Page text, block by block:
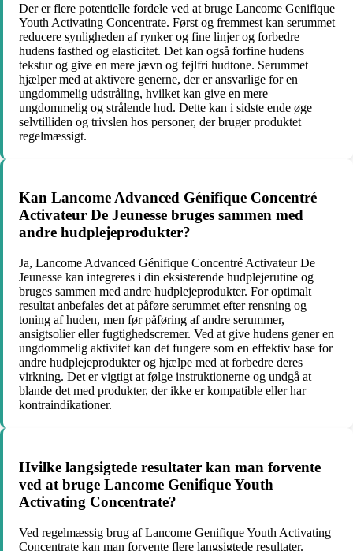
Der er flere potentielle fordele ved at bruge Lancome Genifique
Youth Activating Concentrate. Først og fremmest kan serummet
reducere synligheden af rynker og fine linjer og forbedre
hudens fasthed og elasticitet. Det kan også forfine hudens
tekstur og give en mere jævn og fejlfri hudtone. Serummet
hjælper med at aktivere generne, der er ansvarlige for en
ungdommelig udstråling, hvilket kan give en mere
ungdommelig og strålende hud. Dette kan i sidste ende øge
selvtilliden og trivslen hos personer, der bruger produktet
regelmæssigt.
Kan Lancome Advanced Génifique Concentré
Activateur De Jeunesse bruges sammen med
andre hudplejeprodukter?
Ja, Lancome Advanced Génifique Concentré Activateur De
Jeunesse kan integreres i din eksisterende hudplejerutine og
bruges sammen med andre hudplejeprodukter. For optimalt
resultat anbefales det at påføre serummet efter rensning og
toning af huden, men før påføring af andre serummer,
ansigtsolier eller fugtighedscremer. Ved at give hudens gener en
ungdommelig aktivitet kan det fungere som en effektiv base for
andre hudplejeprodukter og hjælpe med at forbedre deres
virkning. Det er vigtigt at følge instruktionerne og undgå at
blande det med produkter, der ikke er kompatible eller har
kontraindikationer.
Hvilke langsigtede resultater kan man forvente
ved at bruge Lancome Genifique Youth
Activating Concentrate?
Ved regelmæssig brug af Lancome Genifique Youth Activating
Concentrate kan man forvente flere langsigtede resultater.